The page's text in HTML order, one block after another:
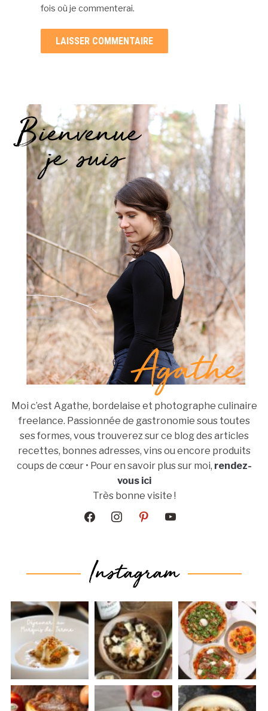
fois où je commenterai.
Moi c’est Agathe, bordelaise et photographe culinaire
freelance. Passionnée de gastronomie sous toutes
ses formes, vous trouverez sur ce blog des articles
recettes, bonnes adresses, vins ou encore produits
coups de cœur • Pour en savoir plus sur moi, rendez-
vous ici
Très bonne visite !
facebookinstagrampinterestyoutube